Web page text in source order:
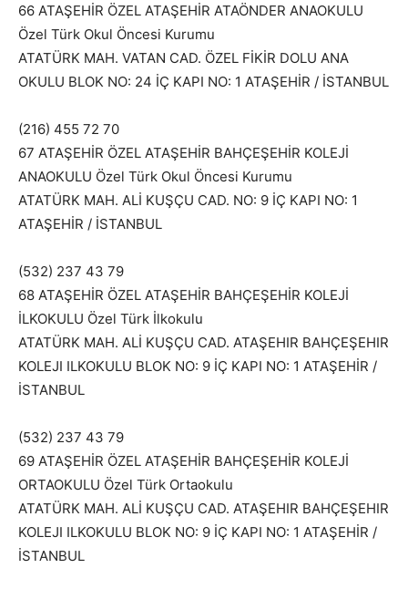
66 ATAŞEHİR ÖZEL ATAŞEHİR ATAÖNDER ANAOKULU
Özel Türk Okul Öncesi Kurumu
ATATÜRK MAH. VATAN CAD. ÖZEL FİKİR DOLU ANA
OKULU BLOK NO: 24 İÇ KAPI NO: 1 ATAŞEHİR / İSTANBUL
(216) 455 72 70
67 ATAŞEHİR ÖZEL ATAŞEHİR BAHÇEŞEHİR KOLEJİ
ANAOKULU Özel Türk Okul Öncesi Kurumu
ATATÜRK MAH. ALİ KUŞÇU CAD. NO: 9 İÇ KAPI NO: 1
ATAŞEHİR / İSTANBUL
(532) 237 43 79
68 ATAŞEHİR ÖZEL ATAŞEHİR BAHÇEŞEHİR KOLEJİ
İLKOKULU Özel Türk İlkokulu
ATATÜRK MAH. ALİ KUŞÇU CAD. ATAŞEHIR BAHÇEŞEHIR
KOLEJI ILKOKULU BLOK NO: 9 İÇ KAPI NO: 1 ATAŞEHİR /
İSTANBUL
(532) 237 43 79
69 ATAŞEHİR ÖZEL ATAŞEHİR BAHÇEŞEHİR KOLEJİ
ORTAOKULU Özel Türk Ortaokulu
ATATÜRK MAH. ALİ KUŞÇU CAD. ATAŞEHIR BAHÇEŞEHIR
KOLEJI ILKOKULU BLOK NO: 9 İÇ KAPI NO: 1 ATAŞEHİR /
İSTANBUL